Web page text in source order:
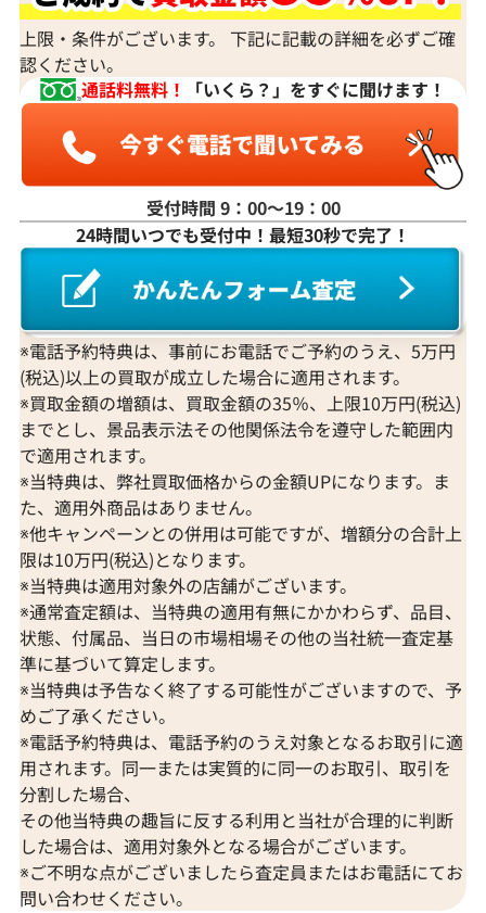
上限・条件がございます。 下記に記載の詳細を必ずご確
認ください。
通話料無料！
「いくら？」をすぐに聞けます！
受付時間 9：00〜19：00
24時間いつでも受付中！最短30秒で完了！
※電話予約特典は、事前にお電話でご予約のうえ、5万円
(税込)以上の買取が成立した場合に適用されます。
※買取金額の増額は、買取金額の35％、上限10万円(税込)
までとし、景品表示法その他関係法令を遵守した範囲内
で適用されます。
※当特典は、弊社買取価格からの金額UPになります。ま
た、適用外商品はありません。
※他キャンペーンとの併用は可能ですが、増額分の合計上
限は10万円(税込)となります。
※当特典は適用対象外の店舗がございます。
※通常査定額は、当特典の適用有無にかかわらず、品目、
状態、付属品、当日の市場相場その他の当社統一査定基
準に基づいて算定します。
※当特典は予告なく終了する可能性がございますので、予
めご了承ください。
※電話予約特典は、電話予約のうえ対象となるお取引に適
用されます。同一または実質的に同一のお取引、取引を
分割した場合、
その他当特典の趣旨に反する利用と当社が合理的に判断
した場合は、適用対象外となる場合がございます。
※ご不明な点がございましたら査定員またはお電話にてお
問い合わせください。